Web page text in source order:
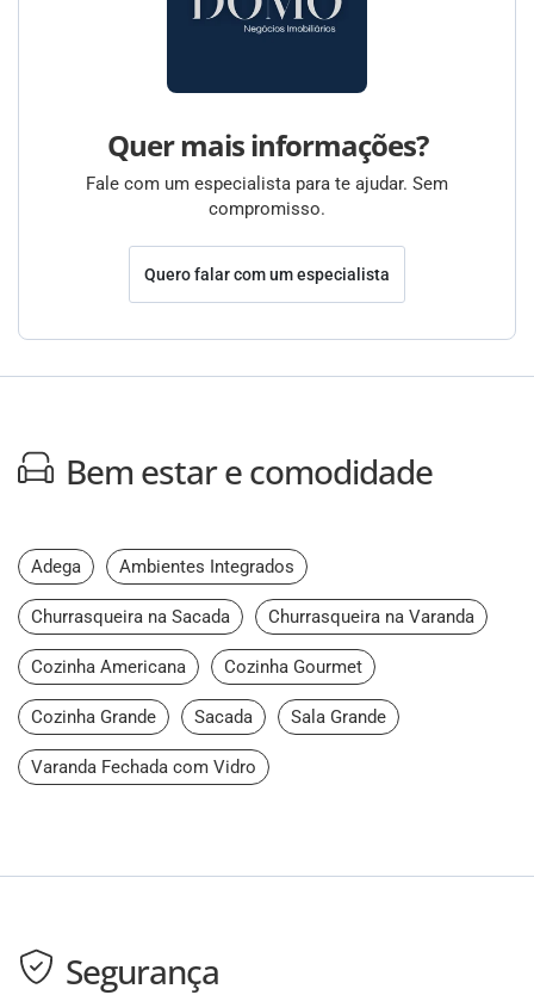
Quer mais informações?
Fale com um especialista para te ajudar. Sem
compromisso.
Quero falar com um especialista
Bem estar e comodidade
Adega Ambientes Integrados
Churrasqueira na Sacada Churrasqueira na Varanda
Cozinha Americana Cozinha Gourmet
Cozinha Grande Sacada Sala Grande
Varanda Fechada com Vidro
Segurança